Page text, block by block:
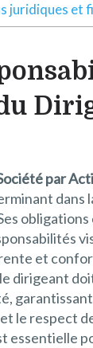
juridiques et
par
dans
et
dirigeant
le respect
essentielle